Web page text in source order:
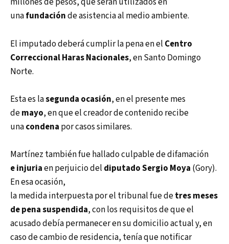
unafundaciónde asistencia al medio ambiente.
El imputado deberá cumplir la pena en el Centro
Correccional Haras Nacionales, en Santo Domingo
Norte.
Esta es lasegunda ocasión, en el presente mes
demayo, en que el creador de contenido recibe
unacondena por casos similares.
Martínez también fue hallado culpable de difamación
e injuriaen perjuicio del diputado Sergio Moya (Gory).
En esa ocasión,
la medida interpuesta por el tribunal fue detres meses
depena suspendida, con los requisitos de que el
acusado debía permanecer en su domicilio actual y, en
caso de cambio de residencia, tenía que notificar